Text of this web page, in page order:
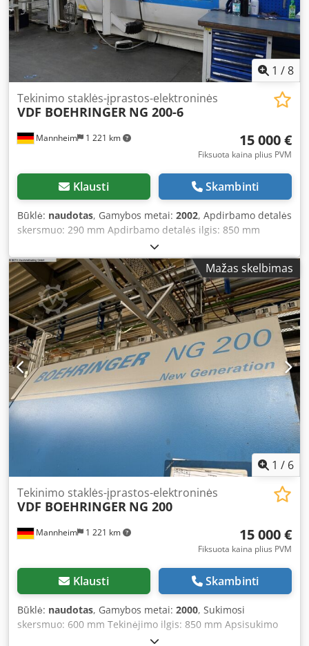
1 /8
Mannheim 1 221 km
Tekinimo staklės-įprastos-elektroninės
VDF BOEHRINGER NG 200-6
15 000 €
Fiksuota kaina plius PVM
Klausti Skambinti
Būklė: naudotas, Gamybos metai: 2002, Apdirbamo detalės
skersmuo: 290 mm Apdirbamo detalės ilgis: 850 mm
Dksdpszrzxcofx Aprsr Maksimalus skersmuo virš stalo: 600
mm Valdymo sistema: Siemens SINUMERIK 840D Bendra
galia: 58 kW Automatizavimas: portalo tipo, su 2
konvejeriais Revolverinių galvučių skaičius: 3 Atraminė
galvutė: yra Atraminis įtaisas: nėra X ašis (skersinė): apie
220 mm Z ašis (išilginė): apie 950 mm Padavimo greitis:
apie 25 m/min (x/y) Greitasis judėjimas: apie 25 m/min
Mažas skelbimas
1 / 6
Mannheim 1 221 km
Tekinimo staklės-įprastos-elektroninės
VDF BOEHRINGER NG 200
15 000 €
Fiksuota kaina plius PVM
Klausti Skambinti
Būklė: naudotas, Gamybos metai: 2000, Sukimosi
skersmuo: 600 mm Tekinėjimo ilgis: 850 mm Apsisukimo
skersmuo virš stalo slankiklio: 290 mm Valdymas: Siemens